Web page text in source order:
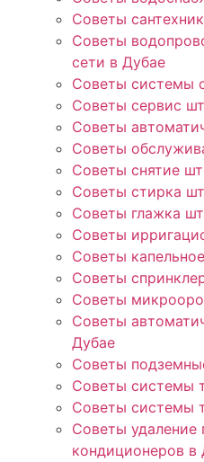
Советы
Советы
сети в Дубае
Советы системы
Советы сервис
Советы
Советы
Советы снятие
Советы стирка
Советы глажка
Советы
Советы
Советы
Советы
Советы
Дубае
Советы
Советы системы
Советы системы
Советы удаление
кондиционеров в